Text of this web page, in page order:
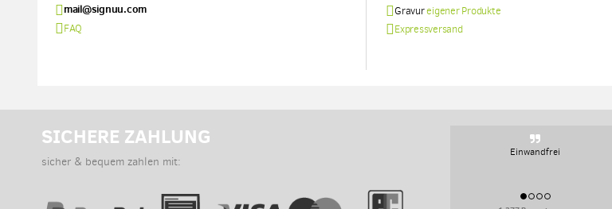
mail@signuu.com
FAQ
Gravureigener Produkte
Expressversand
SICHERE ZAHLUNG
sicher & bequem zahlen mit:
Sehr persoenlich, sehr flexibel.